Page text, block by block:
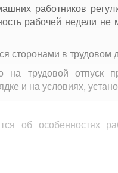
работников
рабочей недели
сторонами в трудовом
трудовой отпуск
и на условиях,
об особенностях